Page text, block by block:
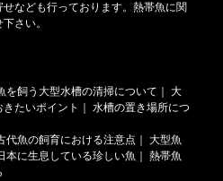
なども行っております。熱帯魚に関
さい。
を飼う大型水槽の清掃について ｜ 大
たいポイント ｜ 水槽の置き場所につ
代魚の飼育における注意点 ｜ 大型魚
本に生息している珍しい魚 ｜ 熱帯魚